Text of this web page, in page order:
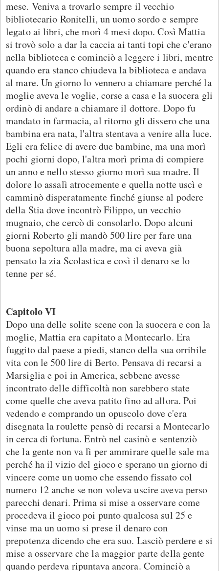
mese. Veniva a trovarlo sempre il vecchio
bibliotecario Ronitelli, un uomo sordo e sempre
legato ai libri, che morì 4 mesi dopo. Così Mattia
si trovò solo a dar la caccia ai tanti topi che c'erano
nella biblioteca e cominciò a leggere i libri, mentre
quando era stanco chiudeva la biblioteca e andava
al mare. Un giorno lo vennero a chiamare perché la
moglie aveva le voglie, corse a casa e la suocera gli
ordinò di andare a chiamare il dottore. Dopo fu
mandato in farmacia, al ritorno gli dissero che una
bambina era nata, l'altra stentava a venire alla luce.
Egli era felice di avere due bambine, ma una morì
pochi giorni dopo, l'altra morì prima di compiere
un anno e nello stesso giorno morì sua madre. Il
dolore lo assalì atrocemente e quella notte uscì e
camminò disperatamente finché giunse al podere
della Stia dove incontrò Filippo, un vecchio
mugnaio, che cercò di consolarlo. Dopo alcuni
giorni Roberto gli mandò 500 lire per fare una
buona sepoltura alla madre, ma ci aveva già
pensato la zia Scolastica e così il denaro se lo
tenne per sé.
Capitolo VI
Dopo una delle solite scene con la suocera e con la
moglie, Mattia era capitato a Montecarlo. Era
fuggito dal paese a piedi, stanco della sua orribile
vita con le 500 lire di Berto. Pensava di recarsi a
Marsiglia e poi in America, sebbene avesse
incontrato delle difficoltà non sarebbero state
come quelle che aveva patito fino ad allora. Poi
vedendo e comprando un opuscolo dove c'era
disegnata la roulette pensò di recarsi a Montecarlo
in cerca di fortuna. Entrò nel casinò e sentenziò
che la gente non va lì per ammirare quelle sale ma
perché ha il vizio del gioco e sperano un giorno di
vincere come un uomo che essendo fissato col
numero 12 anche se non voleva uscire aveva perso
parecchi denari. Prima si mise a osservare come
procedeva il gioco poi punto qualcosa sul 25 e
vinse ma un uomo si prese il denaro con
prepotenza dicendo che era suo. Lasciò perdere e si
mise a osservare che la maggior parte della gente
quando perdeva ripuntava ancora. Cominciò a